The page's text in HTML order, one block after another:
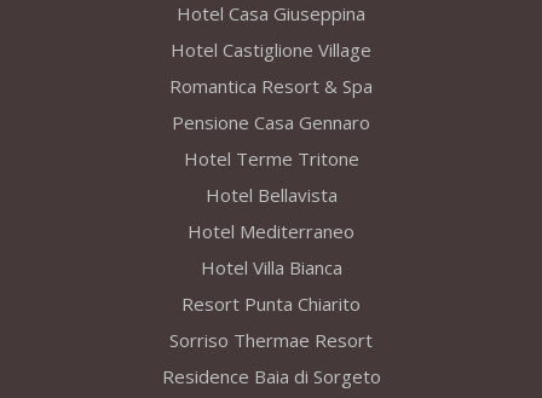
Hotel Casa Giuseppina
Hotel Castiglione Village
Romantica Resort & Spa
Pensione Casa Gennaro
Hotel Terme Tritone
Hotel Bellavista
Hotel Mediterraneo
Hotel Villa Bianca
Resort Punta Chiarito
Sorriso Thermae Resort
Residence Baia di Sorgeto